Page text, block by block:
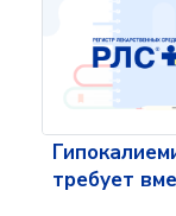
требует